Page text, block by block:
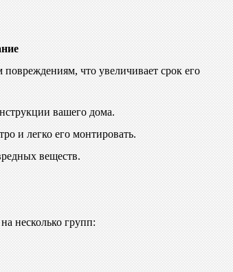
что увеличивает срок его
вашего дома.
и легко его монтировать.
веществ.
несколько групп: